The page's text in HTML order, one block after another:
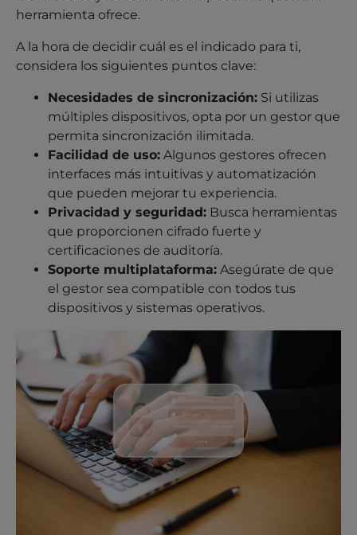
herramienta ofrece.
A la hora de decidir cuál es el indicado para ti,
considera los siguientes puntos clave:
Necesidades de sincronización: Si utilizas
múltiples dispositivos, opta por un gestor que
permita sincronización ilimitada.
Facilidad de uso: Algunos gestores ofrecen
interfaces más intuitivas y automatización
que pueden mejorar tu experiencia.
Privacidad y seguridad: Busca herramientas
que proporcionen cifrado fuerte y
certificaciones de auditoría.
Soporte multiplataforma: Asegúrate de que
el gestor sea compatible con todos tus
dispositivos y sistemas operativos.